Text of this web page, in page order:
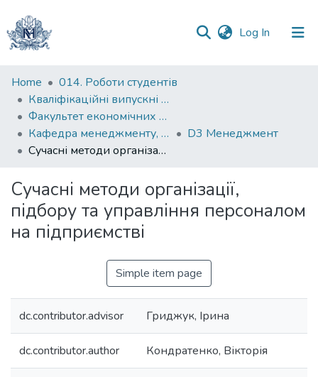
Log In (current)
Communities
&
Collections
All of DSpace
Statistics
Home
014. Роботи студентів
Кваліфікаційні випускні роботи здобувачів вищої освіти бакалаврських програм
Факультет економічних наук
Кафедра менеджменту, маркетингу та підприємництва
D3 Менеджмент
Сучасні методи організації, підбору та управління персоналом на підприємстві
Сучасні методи організації,
підбору та управління персоналом
на підприємстві
Simple item page
dc.contributor.advisor Гриджук, Ірина
dc.contributor.author Кондратенко, Вікторія